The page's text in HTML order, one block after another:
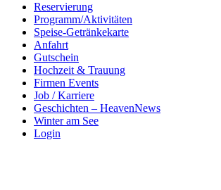
Reservierung
Programm/Aktivitäten
Speise-Getränkekarte
Anfahrt
Gutschein
Hochzeit & Trauung
Firmen Events
Job / Karriere
Geschichten – HeavenNews
Winter am See
Login